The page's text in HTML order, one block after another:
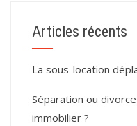
Articles récents
La sous-location
Séparation ou
immobilier ?